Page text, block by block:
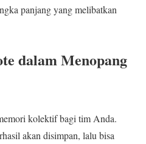
panjang yang melibatkan
dalam Menopang
kolektif bagi tim Anda.
akan disimpan, lalu bisa